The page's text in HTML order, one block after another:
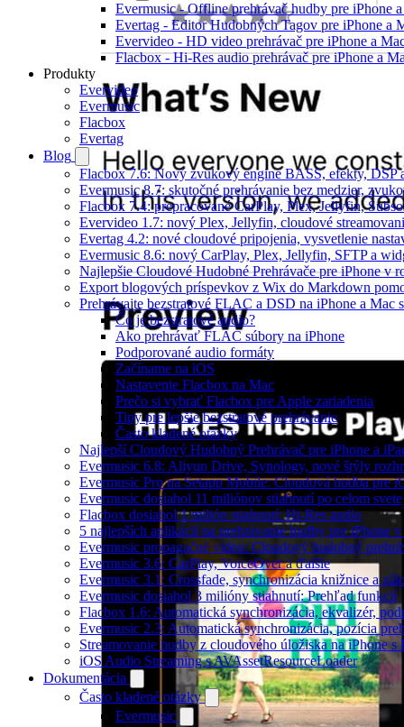
Evermusic - Offline prehrávač hudby pre iPhone
Evertag - Editor Hudobných Tagov pre iPhone a
Evervideo - HD video prehrávač pre iPhone a
Flacbox - Hi-Res audio prehrávač pre iPhone a
Produkty
Evervideo
Evermusic
Flacbox
Evertag
Blog
Flacbox 7.6: Nový zvukový engine BASS, efekty, DSP
Evermusic 8.7: skutočné prehrávanie bez medzier,
Flacbox 7.4: prepracované CarPlay, Plex, Jellyfin,
Evervideo 1.7: nový Plex, Jellyfin, cloudové
Evertag 4.2: nové cloudové pripojenia, vysvetlenie
Evermusic 8.6: nový CarPlay, Plex, Jellyfin, SFTP a
Najlepšie Cloudové Hudobné Prehrávače pre iPhone v
Export blogových príspevkov z Wix do Markdown
Prehrávajte bezstratové FLAC a DSD na iPhone a Mac
Čo je bezstratové audio?
Ako prehrávať FLAC súbory na iPhone
Podporované audio formáty
Začíname na iOS
Nastavenie Flacbox na Mac
Prečo si vybrať Flacbox pre Apple zariadenia
Tipy pre lepšie bezstratové prehrávanie
Často kladené otázky
Najlepší Cloudový Hudobný Prehrávač pre iPhone a
Evermusic 6.8: Aliyun Drive, Synology, nové štýly
Evermusic Pro na Setapp Mobile: Cloudová hudba pre
Evermusic dosiahol 11 miliónov stiahnutí po celom svete
Flacbox dosiahol 1 milión stiahnutí: Hi-Res audio
5 najlepších aplikácií na prehrávanie hudby pre iPhone
Evermusic propagačné video: Cloudový hudobný
Evermusic 3.6: CarPlay, VoiceOver a ďalšie
Evermusic 3.1: Crossfade, synchronizácia knižnice a
Evermusic dosiahol 3 milióny stiahnutí: Prehľad funkcií
Flacbox 1.6: Automatická synchronizácia, ekvalizér,
Evermusic 2.3: Automatická synchronizácia, pozícia
Streamovanie hudby z cloudového úložiska na iPhone s
iOS Audio Streaming s AVAssetResourceLoader
Dokumentácia
Často kladené otázky
Evermusic